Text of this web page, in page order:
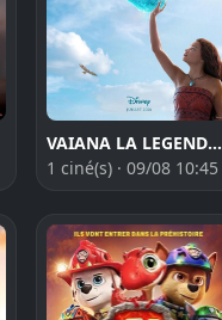
VAIANA LA LEGENDE DU BOUT DU MONDE
1 ciné(s) · 09/08 10:45